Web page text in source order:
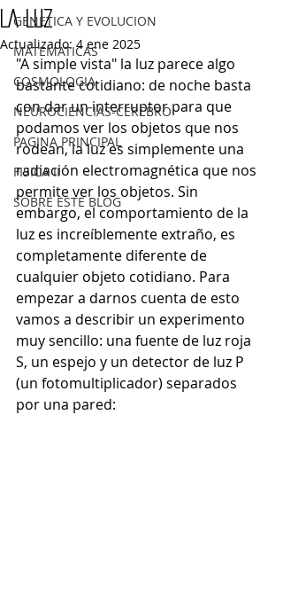
GENETICA Y EVOLUCION
MATEMATICAS
COSMOLOGIA
NEUROCIENCIAS-CEREBRO
PAGINA PRINCIPAL
FISICA II
SOBRE ESTE BLOG
LA LUZ
Actualizado:4 ene 2025
"A simple vista" la luz parece algo
bastante cotidiano: de noche basta
con dar un interruptor para que
podamos ver los objetos que nos
rodean, la luz es simplemente una
radiación electromagnética que nos
permite ver los objetos. Sin
embargo, el comportamiento de la
luz es increíblemente extraño, es
completamente diferente de
cualquier objeto cotidiano. Para
empezar a darnos cuenta de esto
vamos a describir un experimento
muy sencillo: una fuente de luz roja
S, un espejo y un detector de luz P
(un fotomultiplicador) separados
por una pared: